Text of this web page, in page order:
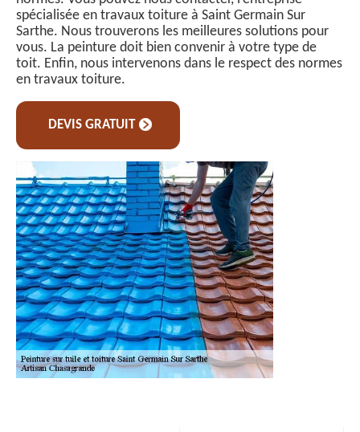
spécialisée en travaux toiture à Saint Germain Sur
Sarthe. Nous trouverons les meilleures solutions pour
vous. La peinture doit bien convenir à votre type de
toit. Enfin, nous intervenons dans le respect des normes
en travaux toiture.
DEVIS GRATUIT